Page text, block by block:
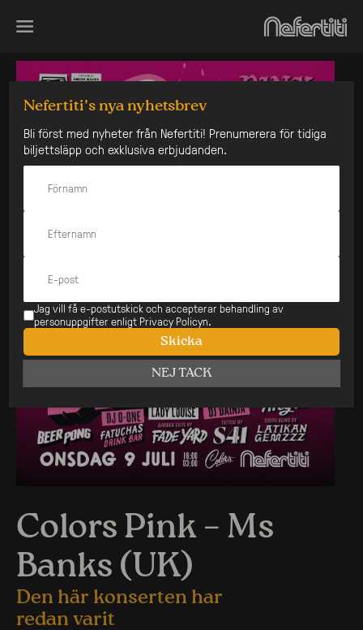
content
Colors Pink – Ms
Banks (UK)
Den här konserten har
redan varit
Nefertiti’s nya nyhetsbrev
Bli först med nyheter från Nefertiti! Prenumerera för tidiga
biljettsläpp och exklusiva erbjudanden.
Jag vill få e-postutskick och accepterar behandling av
personuppgifter enligt Privacy Policyn.
Skicka
NEJ TACK